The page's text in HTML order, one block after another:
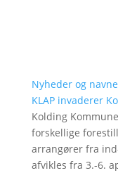
Nyheder og navne
KLAP invaderer
Kolding
forskellige
arrangører fra
afvikles fra 3.-6.